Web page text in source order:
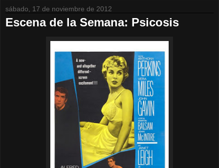
sábado, 17 de noviembre de 2012
Escena de la Semana: Psicosis